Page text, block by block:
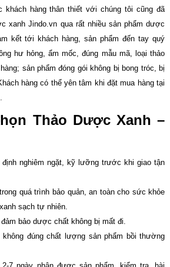
khách hàng thân thiết với chúng tôi cũng đã
xanh Jindo.vn qua rất nhiều sản phẩm dược
kết tới khách hàng, sản phẩm đến tay quý
hư hỏng, ẩm mốc, đúng mẫu mã, loại thảo
sản phẩm đóng gói không bị bong tróc, bị
hàng có thể yên tâm khi đặt mua hàng tại
Thảo Dược Xanh –
nghiêm ngặt, kỹ lưỡng trước khi giao tận
quá trình bảo quản, an toàn cho sức khỏe
sạch tự nhiên.
bảo dược chất không bị mất đi.
không đúng chất lượng sản phẩm bồi thường